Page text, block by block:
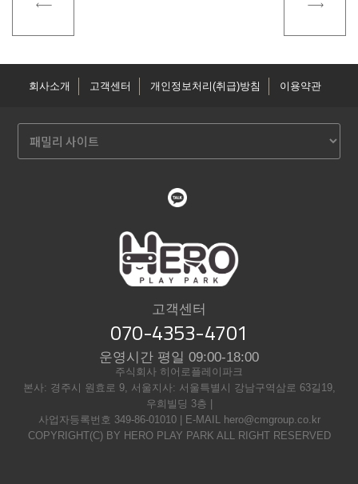
회사소개 고객센터 개인정보처리(취급)방침 이용약관
고객센터
070-4353-4701
운영시간 평일 09:00-18:00
주식회사 히어로플레이파크
본사: 경주시 원효로 9, 서울지사: 서울특별시 강남구역삼로 63길19,
우희빌딩 3층 |
사업자등록번호 349-86-01010 | E-MAIL hero@cmgroup.co.kr
COPYRIGHT(C) BY HERO PLAY PARK ALL RIGHT RESERVED